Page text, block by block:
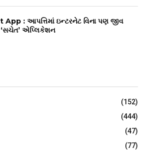
App : આપત્તિમાં ઇન્ટરનેટ વિના પણ જીવ
એપ્લિકેશન
(152)
(444)
(47)
(77)